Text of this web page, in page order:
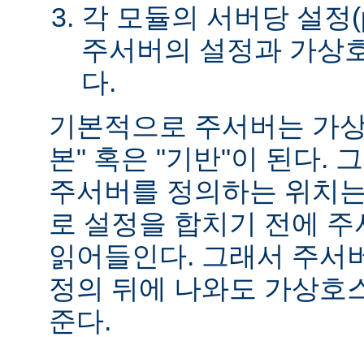
각 모듈의 서버당 설
주서버의 설정과 가상
다.
기본적으로 주서버는 가
본" 혹은 "기반"이 된다.
주서버를 정의하는 위치
로 설정을 합치기 전에
읽어들인다. 그래서 주서
정의 뒤에 나와도 가상호
준다.